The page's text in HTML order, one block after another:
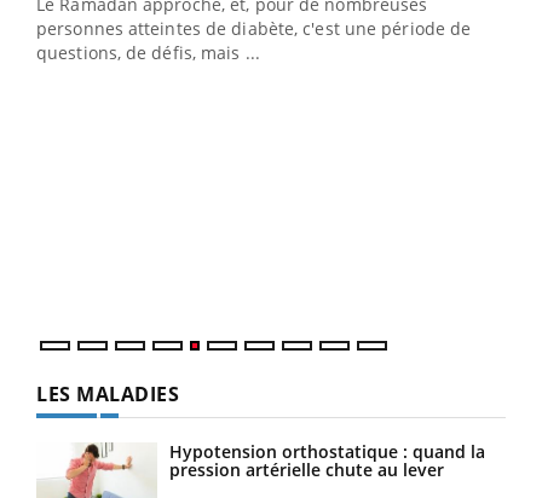
personnes atteintes de diabète, c'est une période de
questions, de défis, mais ...
Un établissement lié à un groupe mutualiste innove en
matière de bilan de santé : l'utilisation d'un « jumeau
LES MALADIES
Hypotension orthostatique : quand la
pression artérielle chute au lever